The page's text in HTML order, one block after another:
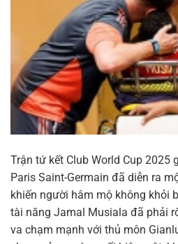
Trận tứ kết Club World Cup 2025
Paris Saint-Germain đã diễn ra
khiến người hâm mộ không khỏi
tài năng Jamal Musiala đã phải
va chạm mạnh với thủ môn